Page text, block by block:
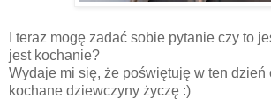
I teraz mogę zadać sobie pytanie czy to
jest kochanie?
Wydaje mi się, że poświętuję w ten dzień
kochane dziewczyny życzę :)